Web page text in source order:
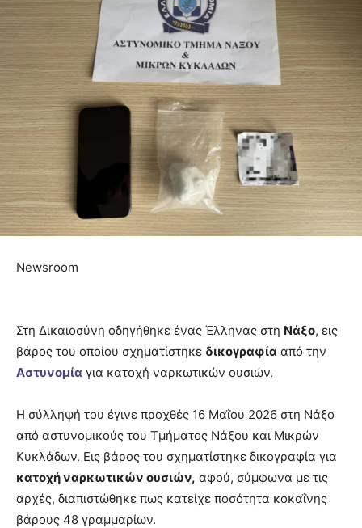
Newsroom
Στη Δικαιοσύνη οδηγήθηκε ένας Έλληνας στη Νάξο, εις
βάρος του οποίου σχηματίστηκε δικογραφία από την
Αστυνομία για κατοχή ναρκωτικών ουσιών.
Η σύλληψή του έγινε προχθές 16 Μαΐου 2026 στη Νάξο
από αστυνομικούς του Τμήματος Νάξου και Μικρών
Κυκλάδων. Εις βάρος του σχηματίστηκε δικογραφία για
κατοχή ναρκωτικών ουσιών, αφού, σύμφωνα με τις
αρχές, διαπιστώθηκε πως κατείχε ποσότητα κοκαΐνης
βάρους 48 γραμμαρίων.